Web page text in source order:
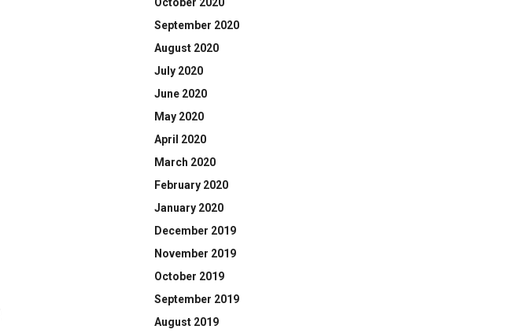
September 2020
August 2020
July 2020
June 2020
May 2020
April 2020
March 2020
February 2020
January 2020
December 2019
November 2019
October 2019
September 2019
August 2019